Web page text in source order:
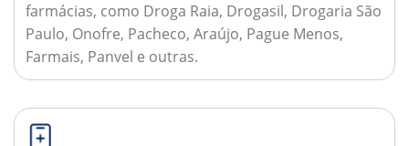
farmácias, como Droga Raia, Drogasil, Drogaria São
Paulo, Onofre, Pacheco, Araújo, Pague Menos,
Farmais, Panvel e outras.